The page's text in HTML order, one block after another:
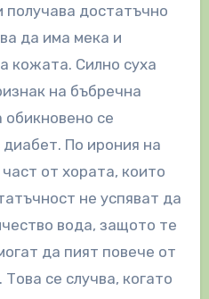
получава достатъчно
да има мека и
кожата. Силно суха
на бъбречна
обикновено се
По ирония на
от хората, които
не успяват да
вода, защото те
да пият повече от
Това се случва, когато